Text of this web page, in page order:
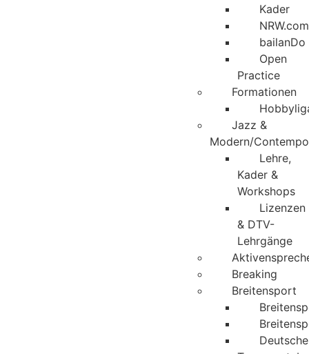
Kader
bailanDo
Open
Practice
Formationen
Jazz &
Modern/
Lehre,
Kader &
Workshops
Lizenzen
& DTV-
Lehrgänge
Breaking
Breitensport